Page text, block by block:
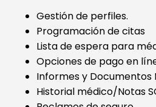
Gestión de perfiles.
Programación de citas
Lista de espera para
Opciones de pago en
Informes y Documentos
Historial médico/Notas